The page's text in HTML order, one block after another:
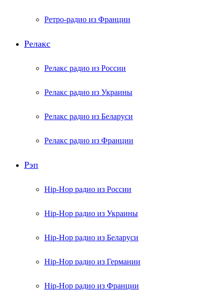
Ретро-радио из Франции
Релакс
Релакс радио из России
Релакс радио из Украины
Релакс радио из Беларуси
Релакс радио из Франции
Рэп
Hip-Hop радио из России
Hip-Hop радио из Украины
Hip-Hop радио из Беларуси
Hip-Hop радио из Германии
Hip-Hop радио из Франции